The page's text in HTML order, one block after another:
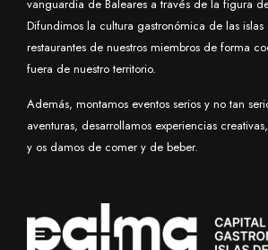
fuera de nuestro territorio.
Además, montamos eventos serios y no tan
aventuras, desarrollamos experiencias